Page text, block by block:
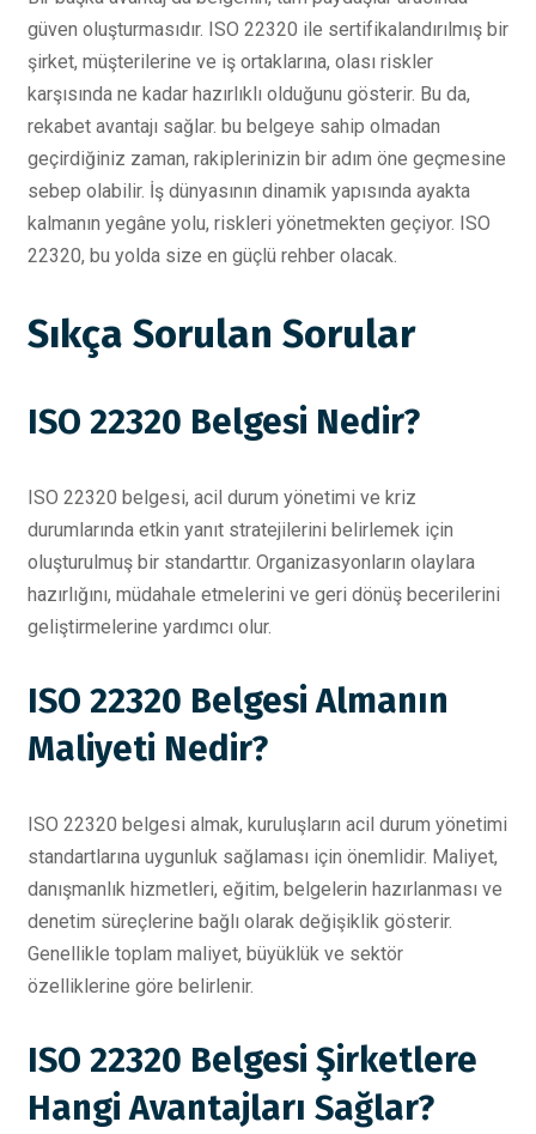
güven oluşturmasıdır. ISO 22320 ile sertifikalandırılmış bir
şirket, müşterilerine ve iş ortaklarına, olası riskler
karşısında ne kadar hazırlıklı olduğunu gösterir. Bu da,
rekabet avantajı sağlar. bu belgeye sahip olmadan
geçirdiğiniz zaman, rakiplerinizin bir adım öne geçmesine
sebep olabilir. İş dünyasının dinamik yapısında ayakta
kalmanın yegâne yolu, riskleri yönetmekten geçiyor. ISO
22320, bu yolda size en güçlü rehber olacak.
Sıkça Sorulan Sorular
ISO 22320 Belgesi Nedir?
ISO 22320 belgesi, acil durum yönetimi ve kriz
durumlarında etkin yanıt stratejilerini belirlemek için
oluşturulmuş bir standarttır. Organizasyonların olaylara
hazırlığını, müdahale etmelerini ve geri dönüş becerilerini
geliştirmelerine yardımcı olur.
ISO 22320 Belgesi Almanın
Maliyeti Nedir?
ISO 22320 belgesi almak, kuruluşların acil durum yönetimi
standartlarına uygunluk sağlaması için önemlidir. Maliyet,
danışmanlık hizmetleri, eğitim, belgelerin hazırlanması ve
denetim süreçlerine bağlı olarak değişiklik gösterir.
Genellikle toplam maliyet, büyüklük ve sektör
özelliklerine göre belirlenir.
ISO 22320 Belgesi Şirketlere
Hangi Avantajları Sağlar?